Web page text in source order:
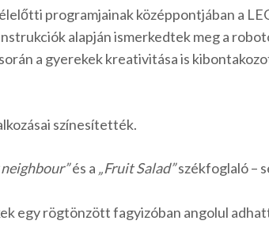
programjainak középpontjában a
alapján ismerkedtek meg a
a gyerekek kreativitása is
színesítették.
és a „Fruit Salad”székfoglaló –
egy rögtönzött fagyizóban angolul